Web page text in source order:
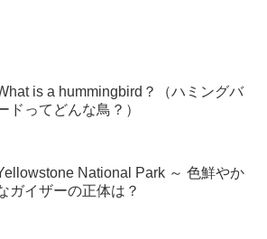
is a hummingbird？（ハミングバ
ドってどんな鳥？）
National Park ～ 色鮮やか
ガイザーの正体は？